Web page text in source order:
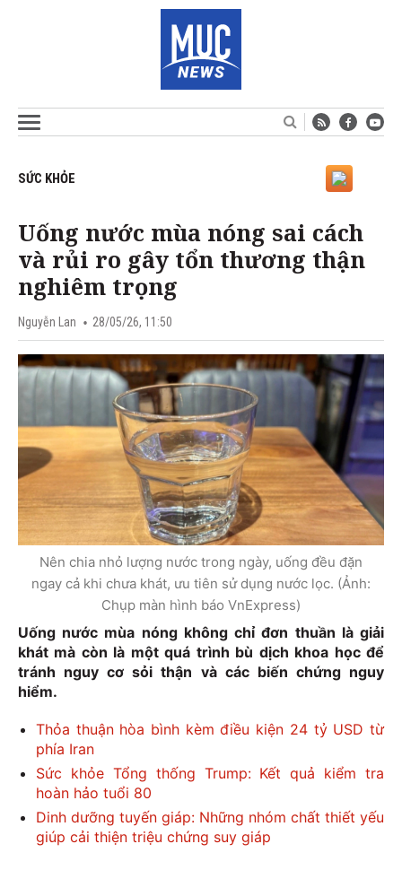
SỨC KHỎE
Uống nước mùa nóng sai cách
và rủi ro gây tổn thương thận
nghiêm trọng
Nguyễn Lan 28/05/26, 11:50
Nên chia nhỏ lượng nước trong ngày, uống đều đặn
ngay cả khi chưa khát, ưu tiên sử dụng nước lọc. (Ảnh:
Chụp màn hình báo VnExpress)
Uống nước mùa nóng không chỉ đơn thuần là giải
khát mà còn là một quá trình bù dịch khoa học để
tránh nguy cơ sỏi thận và các biến chứng nguy
hiểm.
Thỏa thuận hòa bình kèm điều kiện 24 tỷ USD từ
phía Iran
Sức khỏe Tổng thống Trump: Kết quả kiểm tra
hoàn hảo tuổi 80
Dinh dưỡng tuyến giáp: Những nhóm chất thiết yếu
giúp cải thiện triệu chứng suy giáp